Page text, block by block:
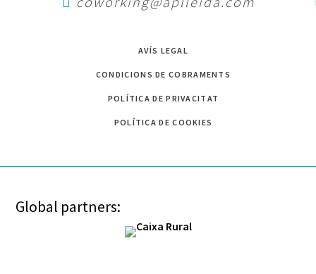
AVÍS LEGAL
CONDICIONS DE COBRAMENTS
POLÍTICA DE PRIVACITAT
POLÍTICA DE COOKIES
Global partners: